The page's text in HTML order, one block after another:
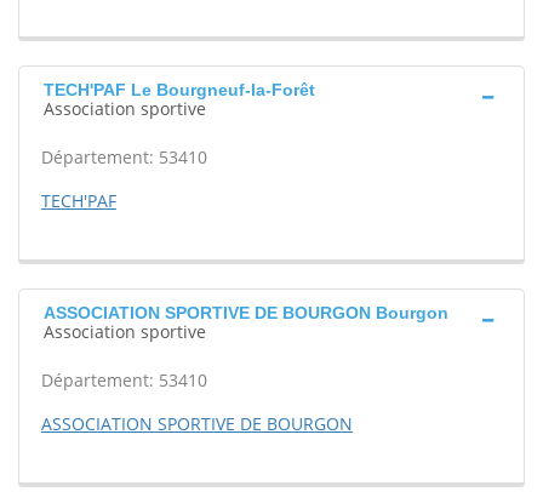
TECH'PAF Le Bourgneuf-la-Forêt
Association sportive
Département: 53410
TECH'PAF
ASSOCIATION SPORTIVE DE BOURGON Bourgon
Association sportive
Département: 53410
ASSOCIATION SPORTIVE DE BOURGON